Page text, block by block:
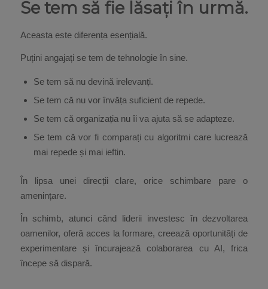
Se tem să fie lăsați în urmă.
Aceasta este diferența esențială.
Puțini angajați se tem de tehnologie în sine.
Se tem să nu devină irelevanți.
Se tem că nu vor învăța suficient de repede.
Se tem că organizația nu îi va ajuta să se adapteze.
Se tem că vor fi comparați cu algoritmi care lucrează
mai repede și mai ieftin.
În lipsa unei direcții clare, orice schimbare pare o
amenințare.
În schimb, atunci când liderii investesc în dezvoltarea
oamenilor, oferă acces la formare, creează oportunități de
experimentare și încurajează colaborarea cu AI, frica
începe să dispară.